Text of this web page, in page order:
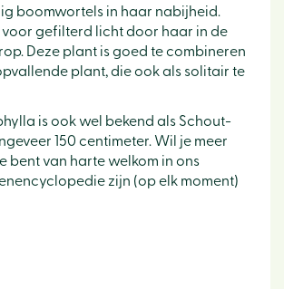
boomwortels in haar nabijheid.
gefilterd licht door haar in de
Deze plant is goed te combineren
plant, die ook als solitair te
is ook wel bekend als Schout-
150 centimeter. Wil je meer
bent van harte welkom in ons
zijn (op elk moment)